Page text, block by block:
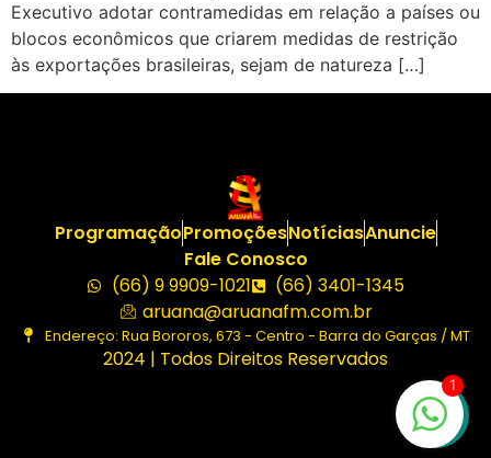
Executivo adotar contramedidas em relação a países ou
blocos econômicos que criarem medidas de restrição
às exportações brasileiras, sejam de natureza […]
ProgramaçãoPromoçõesNotíciasAnuncie
Fale Conosco
(66) 9 9909-1021
(66) 3401-1345
aruana@aruanafm.com.br
Endereço: Rua Bororos, 673 - Centro - Barra do Garças / MT
2024 | Todos Direitos Reservados
1